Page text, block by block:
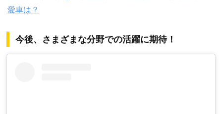
愛車は？
今後、さまざまな分野での活躍に期待！